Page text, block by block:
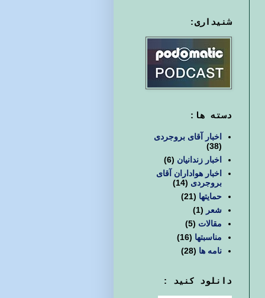
شنیداری:
دسته ها:
اخبار آقای بروجردی
(38)
اخبار زندانیان (6)
اخبار هواداران آقای
بروجردی (14)
حمایتها (21)
شعر (1)
مقالات (5)
مناسبتها (16)
نامه ها (28)
دانلود کنید :